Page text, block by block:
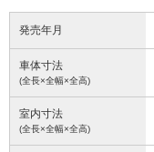
発売年月
車体寸法
(全長×全幅×全高)
室内寸法
(全長×全幅×全高)